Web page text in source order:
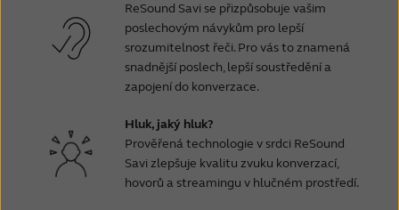
ReSound Savi se přizpůsobuje vašim
poslechovým návykům pro lepší
srozumitelnost řeči. Pro vás to znamená
snadnější poslech, lepší soustředění a
zapojení do konverzace.
Hluk, jaký hluk?
Prověřená technologie v srdci ReSound
Savi zlepšuje kvalitu zvuku konverzací,
hovorů a streamingu v hlučném prostředí.